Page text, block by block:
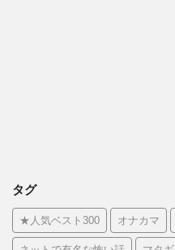
タグ
★人気ベスト300 オナカマ